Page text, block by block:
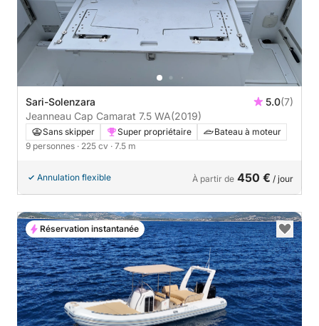
Sari-Solenzara 5.0(7)
Jeanneau Cap Camarat 7.5 WA(2019)
Sans skipper Super propriétaire
Bateau à moteur
9 personnes · 225 cv · 7.5 m
Annulation flexible À partir de 450 € / jour
Réservation instantanée